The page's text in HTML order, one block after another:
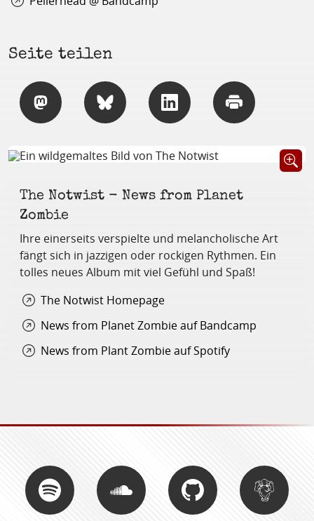
Seite teilen
Öffnet
The Notwist - News from Planet
Zombie
Ihre einerseits verspielte und melancholische Art
fängt sich in jazzigen oder rockigen Rythmen. Ein
tolles neues Album mit viel Gefühl und Spaß!
The Notwist Homepage
News from Planet Zombie auf Bandcamp
News from Plant Zombie auf Spotify